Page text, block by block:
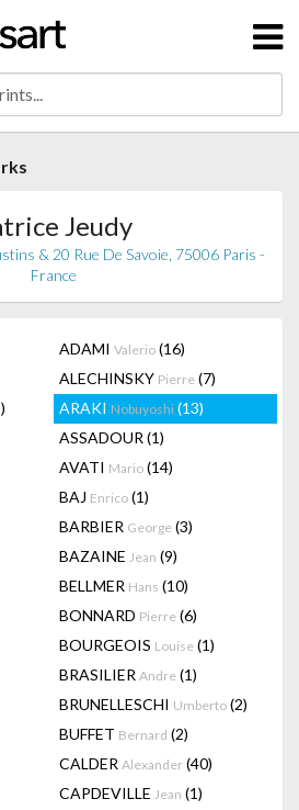
Jeudy
& 20 Rue De Savoie, 75006 Paris -
France
ADAMI Valerio (16)
ALECHINSKY Pierre (7)
ARAKI Nobuyoshi (13)
ASSADOUR (1)
AVATI Mario (14)
BAJ Enrico (1)
BARBIER George (3)
BAZAINE Jean (9)
BELLMER Hans (10)
BONNARD Pierre (6)
BOURGEOIS Louise (1)
BRASILIER Andre (1)
BRUNELLESCHI Umberto (2)
BUFFET Bernard (2)
CALDER Alexander (40)
CAPDEVILLE Jean (1)